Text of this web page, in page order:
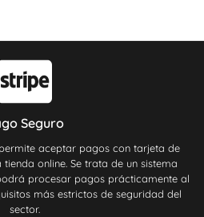
Seguro
aceptar pagos con tarjeta de
online. Se trata de un sistema
procesar pagos prácticamente al
más estrictos de seguridad del
sector.